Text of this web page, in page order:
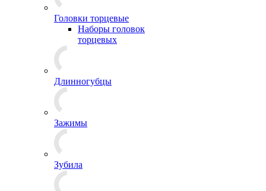
Головки торцевые
Наборы головок
торцевых
Длинногубцы
Зажимы
Зубила